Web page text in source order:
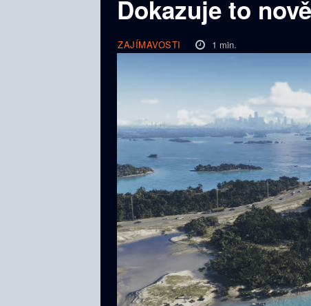
Dokazuje to
ZAJÍMAVOSTI 1 min.